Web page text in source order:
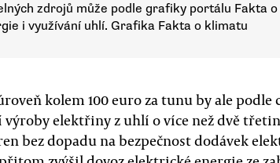
zdrojů může podle grafiky portálu Fakta
i využívání uhlí. Grafika Fakta o klimatu
kolem 100 euro za tunu by ale podle
výroby elektřiny z uhlí o více než dvě
bez dopadu na bezpečnost dodávek